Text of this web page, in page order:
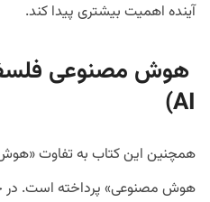
آینده اهمیت بیشتری پیدا کند.
AI)
همچنین این کتاب به تفاوت
هوش مصنوعی» پرداخته است.